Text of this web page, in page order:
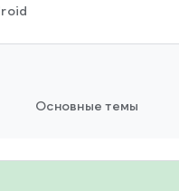
Основные темы